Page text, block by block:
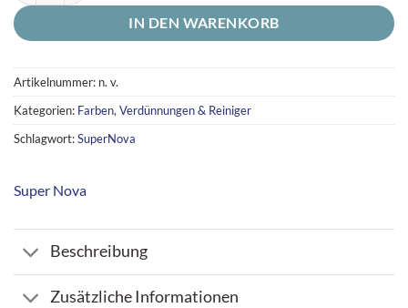
IN DEN WARENKORB
Artikelnummer: n. v.
Kategorien: Farben, Verdünnungen & Reiniger
Schlagwort:SuperNova
Super Nova
Beschreibung
Zusätzliche Informationen